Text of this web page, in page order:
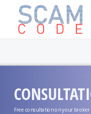
Free consultation on your broker